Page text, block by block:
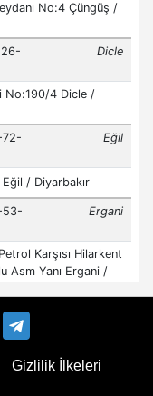
Gizlilik İlkeleri